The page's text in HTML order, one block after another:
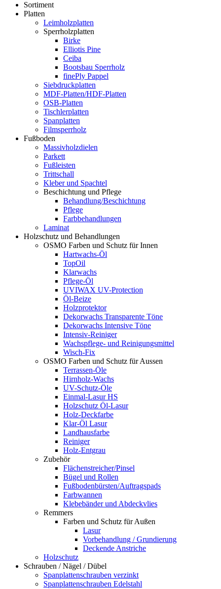
Sortiment
Platten
Leimholzplatten
Sperrholzplatten
Birke
Elliotis Pine
Ceiba
Bootsbau Sperrholz
finePly Pappel
Siebdruckplatten
MDF-Platten/HDF-Platten
OSB-Platten
Tischlerplatten
Spanplatten
Filmsperrholz
Fußboden
Massivholzdielen
Parkett
Fußleisten
Trittschall
Kleber und Spachtel
Beschichtung und Pflege
Behandlung/Beschichtung
Pflege
Farbbehandlungen
Laminat
Holzschutz und Behandlungen
OSMO Farben und Schutz für Innen
Hartwachs-Öl
TopOil
Klarwachs
Pflege-Öl
UVIWAX UV-Protection
Öl-Beize
Holzprotektor
Dekorwachs Transparente Töne
Dekorwachs Intensive Töne
Intensiv-Reiniger
Wachspflege- und Reinigungsmittel
Wisch-Fix
OSMO Farben und Schutz für Aussen
Terrassen-Öle
Hirnholz-Wachs
UV-Schutz-Öle
Einmal-Lasur HS
Holzschutz Öl-Lasur
Holz-Deckfarbe
Klar-Öl Lasur
Landhausfarbe
Reiniger
Holz-Entgrau
Zubehör
Flächenstreicher/Pinsel
Bügel und Rollen
Fußbodenbürsten/Auftragspads
Farbwannen
Klebebänder und Abdeckvlies
Remmers
Farben und Schutz für Außen
Lasur
Vorbehandlung / Grundierung
Deckende Anstriche
Holzschutz
Schrauben / Nägel / Dübel
Spanplattenschrauben verzinkt
Spanplattenschrauben Edelstahl